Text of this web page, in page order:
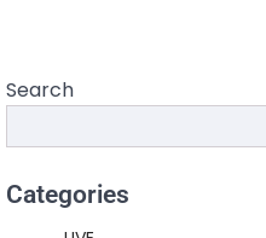
Search
Categories